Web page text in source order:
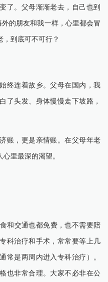
了。父母渐渐老去，自己也到
的朋友和我一样，心里都会冒
到底可不可行？
终连着故乡。父母在国内，我
了头发、身体慢慢走下坡路，
账，更是亲情账。在父母年老
里最深的渴望。
和交通也都免费，也不需要陪
科治疗和手术，常常要等上几
常是两周内进入专科治疗）。
也非常合理。大家不必非在公